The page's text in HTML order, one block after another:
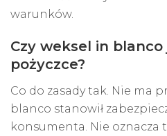
warunków.
Czy weksel in
pożyczce?
Co do zasady tak. Nie ma
blanco stanowił
konsumenta. Nie oznacza